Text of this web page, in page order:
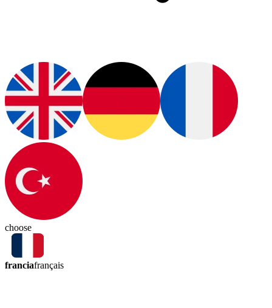
choose
franciafrançais